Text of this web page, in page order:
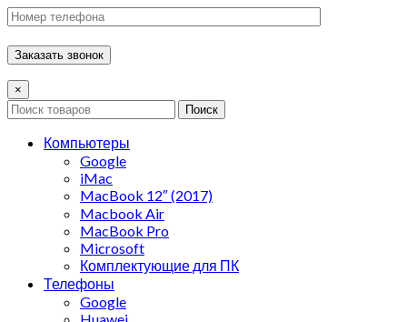
×
Поиск
Компьютеры
Google
iMac
MacBook 12″ (2017)
Macbook Air
MacBook Pro
Microsoft
Комплектующие для ПК
Телефоны
Google